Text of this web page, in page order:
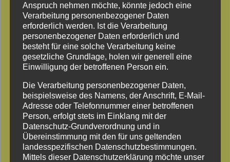
Baumfällung mit Klettertechnik
Anspruch nehmen möchte, könnte jedoch eine
Verarbeitung personenbezogener Daten
erforderlich werden. Ist die Verarbeitung
personenbezogener Daten erforderlich und
besteht für eine solche Verarbeitung keine
gesetzliche Grundlage, holen wir generell eine
Einwilligung der betroffenen Person ein.
Die Verarbeitung personenbezogener Daten,
beispielsweise des Namens, der Anschrift, E-Mail-
Adresse oder Telefonnummer einer betroffenen
Person, erfolgt stets im Einklang mit der
Datenschutz-Grundverordnung und in
Übereinstimmung mit den für uns geltenden
landesspezifischen Datenschutzbestimmungen.
Mittels dieser Datenschutzerklärung möchte unser